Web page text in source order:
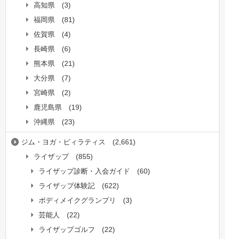
高知県
(3)
福岡県
(81)
佐賀県
(4)
長崎県
(6)
熊本県
(21)
大分県
(7)
宮崎県
(2)
鹿児島県
(19)
沖縄県
(23)
ジム・ヨガ・ピィラティス
(2,661)
ライザップ
(855)
ライザップ診断・入会ガイド
(60)
ライザップ体験記
(622)
ボディメイクグランプリ
(3)
芸能人
(22)
ライザップゴルフ
(22)